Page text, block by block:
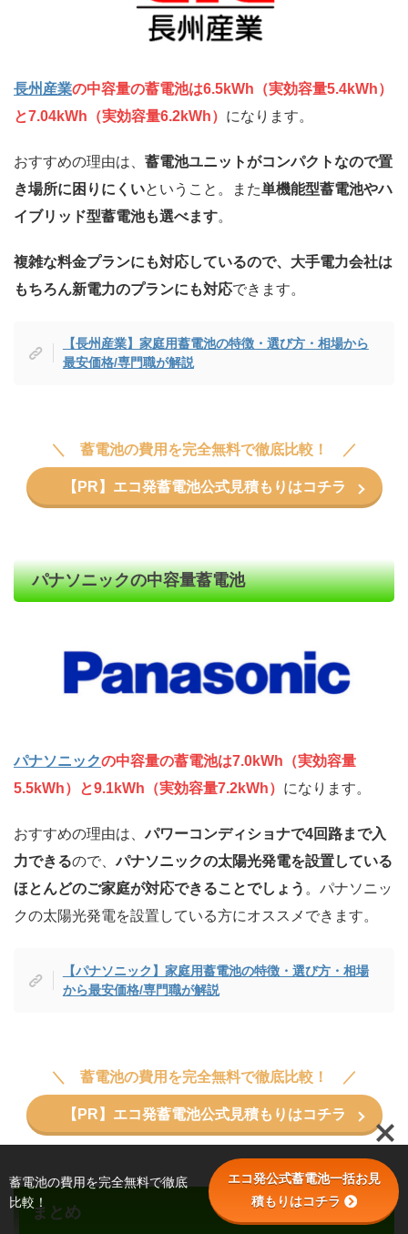
長州産業の中容量の蓄電池は6.5kWh（実効容量5.4kWh）
と7.04kWh（実効容量6.2kWh） になります。
おすすめの理由は、 蓄電池ユニットがコンパクトなので置
き場所に困りにくいということ。また単機能型蓄電池やハ
イブリッド型蓄電池も選べます。
複雑な料金プランにも対応しているので、大手電力会社は
もちろん新電力のプランにも対応できます。
【長州産業】家庭用蓄電池の特徴・選び方・相場から
最安価格/専門職が解説
蓄電池の費用を完全無料で徹底比較！
【PR】エコ発蓄電池公式見積もりはコチラ
パナソニックの中容量蓄電池
パナソニックの中容量の蓄電池は7.0kWh（実効容量
5.5kWh）と9.1kWh（実効容量7.2kWh） になります。
おすすめの理由は、パワーコンディショナで4回路まで入
力できるので、パナソニックの太陽光発電を設置している
ほとんどのご家庭が対応できることでしょう 。パナソニッ
クの太陽光発電を設置している方にオススメできます。
【パナソニック】家庭用蓄電池の特徴・選び方・相場
から最安価格/専門職が解説
蓄電池の費用を完全無料で徹底比較！
【PR】エコ発蓄電池公式見積もりはコチラ
まとめ
蓄電池の費用を完全無料で徹底
比較！
エコ発公式蓄電池一括お見
積もりはコチラ